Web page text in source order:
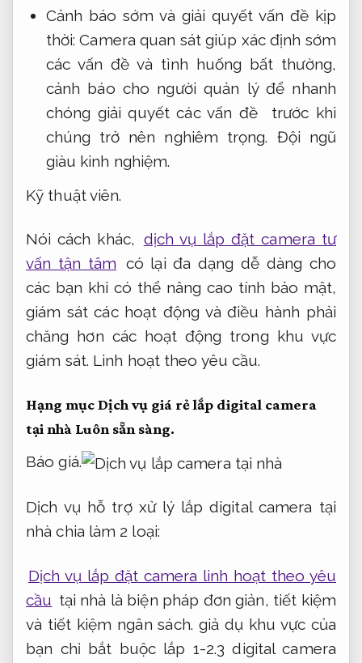
Cảnh báo sớm và giải quyết vấn đề kịp
thời: Camera quan sát giúp xác định sớm
các vấn đề và tình huống bất thường,
cảnh báo cho người quản lý để nhanh
chóng giải quyết các vấn đề trước khi
chúng trở nên nghiêm trọng. Đội ngũ
giàu kinh nghiệm.
Kỹ thuật viên.
Nói cách khác, dịch vụ lắp đặt camera tư
vấn tận tâm có lại đa dạng dễ dàng cho
các bạn khi có thể nâng cao tính bảo mật,
giám sát các hoạt động và điều hành phải
chăng hơn các hoạt động trong khu vực
giám sát. Linh hoạt theo yêu cầu.
Hạng mục Dịch vụ giá rẻ lắp digital camera
tại nhà Luôn sẵn sàng.
Báo giá.
Dịch vụ hỗ trợ xử lý lắp digital camera tại
nhà chia làm 2 loại:
Dịch vụ lắp đặt camera linh hoạt theo yêu
cầu tại nhà là biện pháp đơn giản, tiết kiệm
và tiết kiệm ngân sách. giả dụ khu vực của
bạn chỉ bắt buộc lắp 1-2.3 digital camera